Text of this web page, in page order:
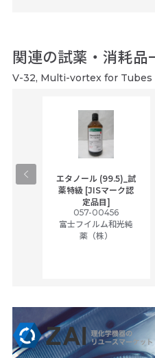
関連の試薬・消耗品
V-32, Multi-vortex for Tubes
エタノール (99.5)_試
薬特級 [JISマーク認
定品目]
057-00456
富士フイルム和光純
薬（株）